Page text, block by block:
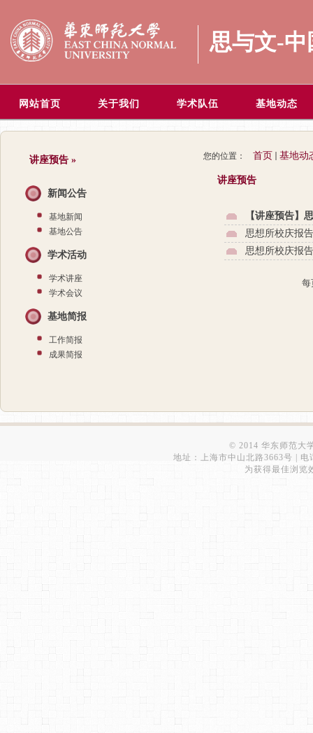
思与文-
网站首页 关于我们 学术队伍 基地动态
讲座预告 »
新闻公告
基地新闻
基地公告
学术活动
学术讲座
学术会议
基地简报
工作简报
成果简报
您的位置： 首页 基地动
讲座预告
【讲座预告】
思想所校庆报
思想所校庆报
© 2014 华东师范大
地址：上海市中山北路3663号 | 电
为获得最佳浏览